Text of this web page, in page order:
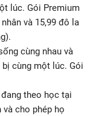
lúc. Gói Premium
và 15,99 đô la
cùng nhau và
cùng một lúc. Gói
theo học tại
cho phép họ